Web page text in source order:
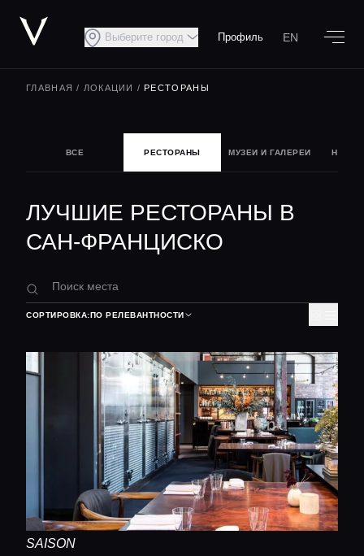
Выберите город Профиль EN
ГЛАВНАЯ / ЛОКАЦИИ / РЕСТОРАНЫ
ВСЕ РЕСТОРАНЫ МУЗЕИ И ГАЛЕРЕИ
ЛУЧШИЕ РЕСТОРАНЫ В
САН-ФРАНЦИСКО
СОРТИРОВКА:ПО РЕЛЕВАНТНОСТИ
SAISON